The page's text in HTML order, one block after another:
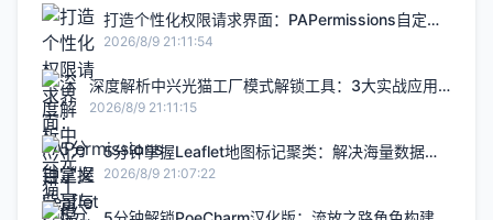
打造个性化权限请求界面：PAPermissions自定义
背景与图标教程
2026/8/9 21:11:54
深度解析中兴光猫工厂模式解锁工具：3大实战应用
场景提升网络管理效率
2026/8/9 21:11:15
5分钟掌握Leaflet地图标记聚类：解决海量数据可
视化难题的完整指南
2026/8/9 21:07:22